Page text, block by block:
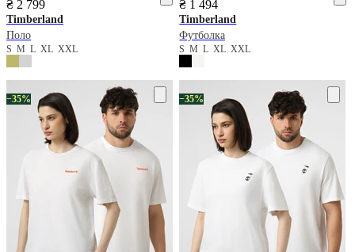
₴ 2 799
Timberland
Поло
S M L XL XXL
₴ 1 494
Timberland
Футболка
SMLXLXXL
−35% −35%